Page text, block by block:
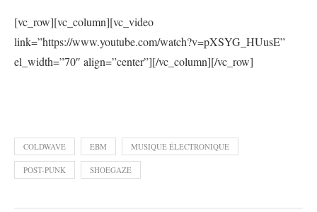
[vc_row][vc_column][vc_video
link=”https://www.youtube.com/watch?v=pXSYG_HUusE”
el_width=”70″ align=”center”][/vc_column][/vc_row]
COLDWAVE EBM MUSIQUE ÉLECTRONIQUE
POST-PUNK SHOEGAZE